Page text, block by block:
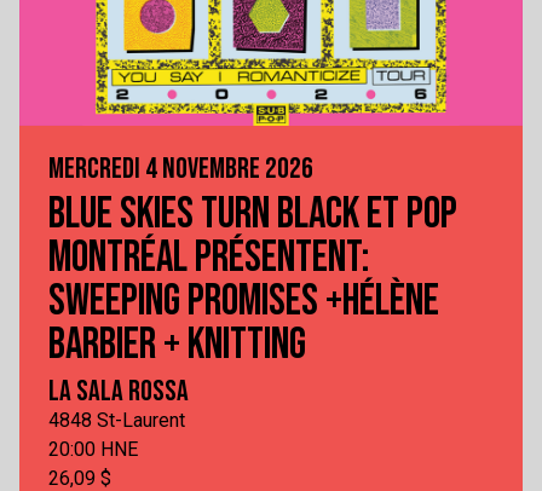
MERCREDI 4 NOVEMBRE 2026
BLUE SKIES TURN BLACK ET POP
MONTRÉAL PRÉSENTENT:
SWEEPING PROMISES +HÉLÈNE
BARBIER + KNITTING
LA SALA ROSSA
4848 St-Laurent
20:00 HNE
26,09 $